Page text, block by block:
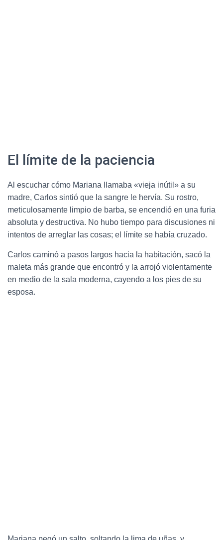
El límite de la paciencia
Al escuchar cómo Mariana llamaba «vieja inútil» a su
madre, Carlos sintió que la sangre le hervía. Su rostro,
meticulosamente limpio de barba, se encendió en una furia
absoluta y destructiva. No hubo tiempo para discusiones ni
intentos de arreglar las cosas; el límite se había cruzado.
Carlos caminó a pasos largos hacia la habitación, sacó la
maleta más grande que encontró y la arrojó violentamente
en medio de la sala moderna, cayendo a los pies de su
esposa.